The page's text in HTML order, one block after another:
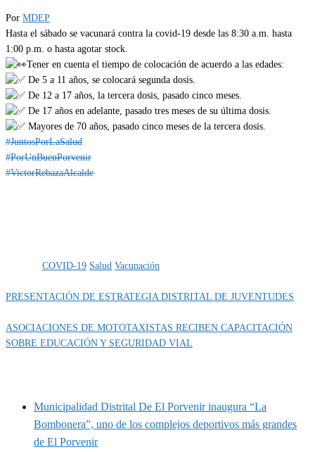
Por MDEP
Hasta el sábado se vacunará contra la covid-19 desde las 8:30 a.m. hasta
1:00 p.m. o hasta agotar stock.
Tener en cuenta el tiempo de colocación de acuerdo a las edades:
De 5 a 11 años, se colocará segunda dosis.
De 12 a 17 años, la tercera dosis, pasado cinco meses.
De 17 años en adelante, pasado tres meses de su última dosis.
Mayores de 70 años, pasado cinco meses de la tercera dosis.
#JuntosPorLaSalud
#PorUnBuenPorvenir
#VictorRebazaAlcalde
COVID-19 Salud Vacunación
PRESENTACIÓN DE ESTRATEGIA DISTRITAL DE JUVENTUDES
ASOCIACIONES DE MOTOTAXISTAS RECIBEN CAPACITACIÓN
SOBRE EDUCACIÓN Y SEGURIDAD VIAL
Municipalidad Distrital De El Porvenir inaugura “La
Bombonera”, uno de los complejos deportivos más grandes
de El Porvenir